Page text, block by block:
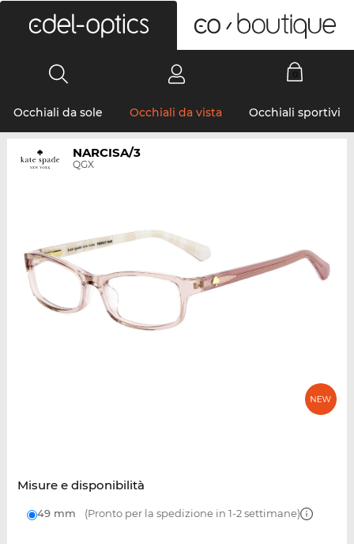
Occhiali da sole Occhiali da vista Occhiali sportivi
NARCISA/3
QGX
Misure e disponibilità
49 mm (Pronto per la spedizione in 1-2 settimane)